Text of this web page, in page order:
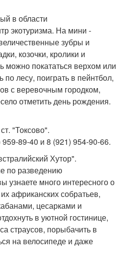
в области
экотуризма. На мини -
зубры и
козочки, кролики и
можно покататься верхом или
по лесу, поиграть в пейнтбол,
с веревочным городком,
отметить день рождения.
"Токсово".
89-40 и 8 (921) 954-90-66.
Хутор".
по разведению
узнаете много интересного о
африканских собратьев,
цесарками и
в уютной гостинице,
страусов, порыбачить в
на велосипеде и даже